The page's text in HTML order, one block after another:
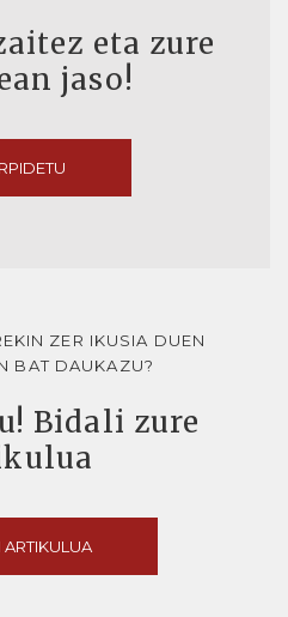
eta zure
jaso!
ZER IKUSIA DUEN
BAT DAUKAZU?
Bidali zure
ARTIKULUA